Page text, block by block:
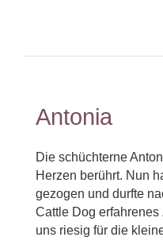
Antonia
Die schüchterne
Herzen berührt. Nun
gezogen und durfte
Cattle Dog
uns riesig für die